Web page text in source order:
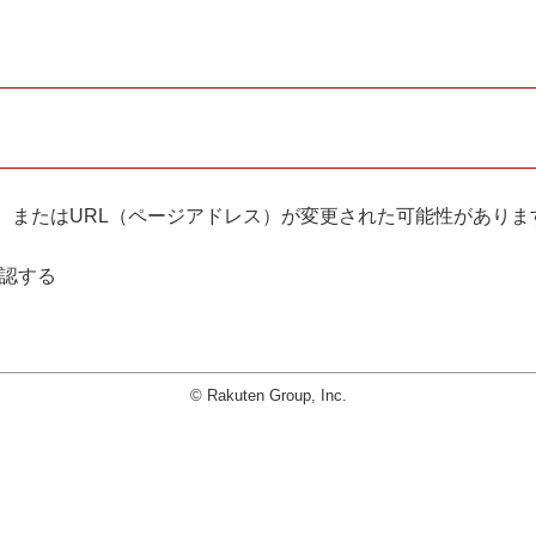
たはURL（ページアドレス）が変更された可能性がありま
する
© Rakuten Group, Inc.